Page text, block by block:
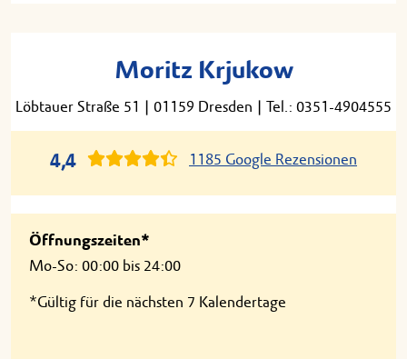
Moritz Krjukow
Löbtauer Straße 51 | 01159 Dresden | Tel.: 0351-4904555
4,4 1185 Google Rezensionen
Öffnungszeiten*
Mo-So: 00:00 bis 24:00
*Gültig für die nächsten 7 Kalendertage